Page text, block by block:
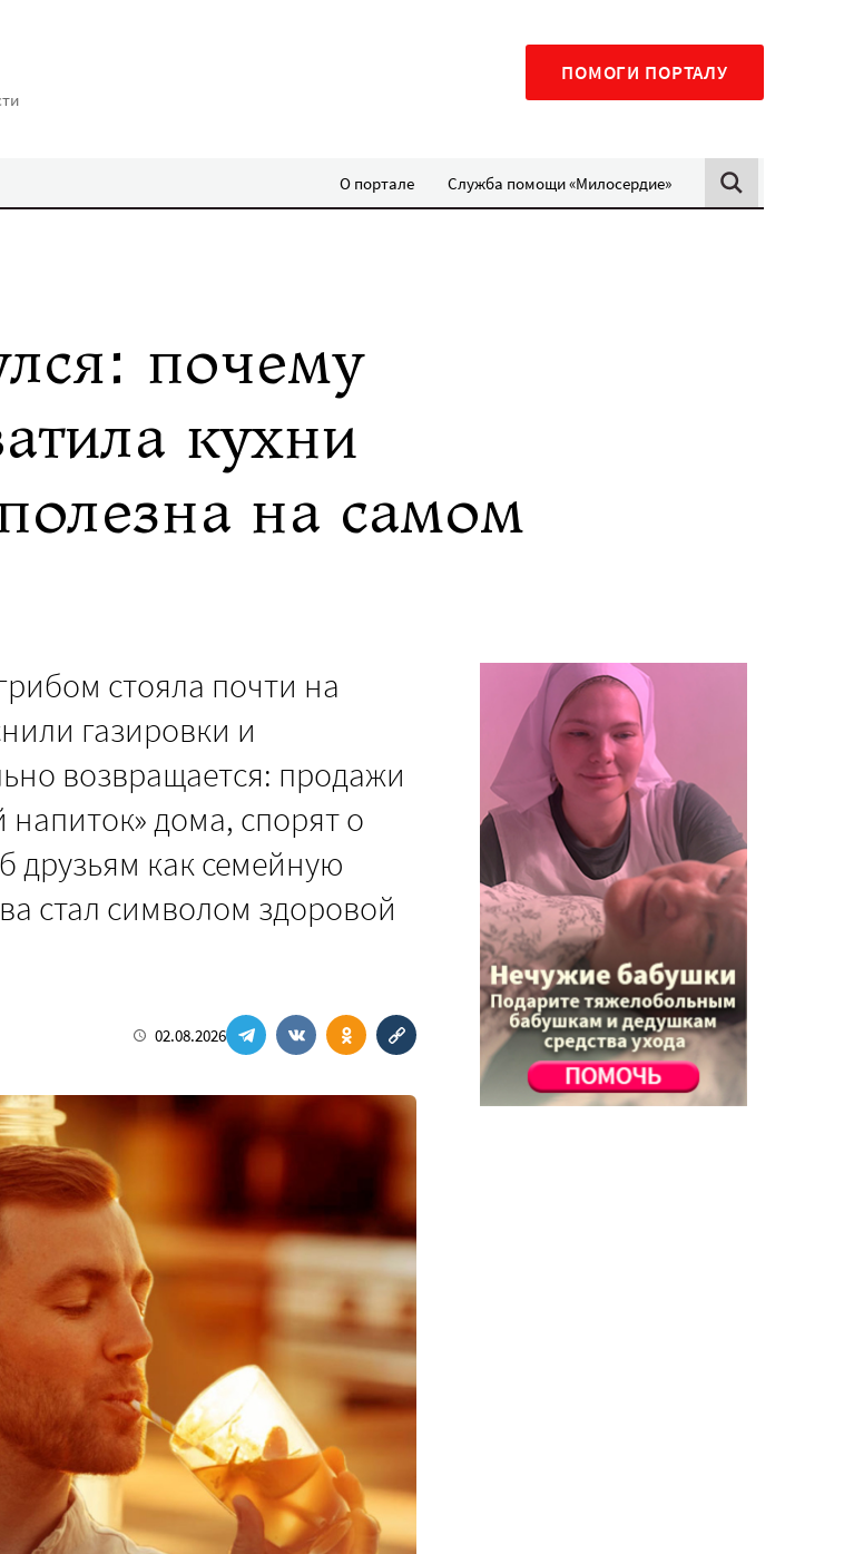
ПОМОГИ ПОРТАЛУ
О портале Служба помощи «Милосердие»
почему
кухни
на самом
стояла почти на
газировки и
возвращается: продажи
дома, спорят о
друзьям как семейную
стал символом здоровой
02.08.2026